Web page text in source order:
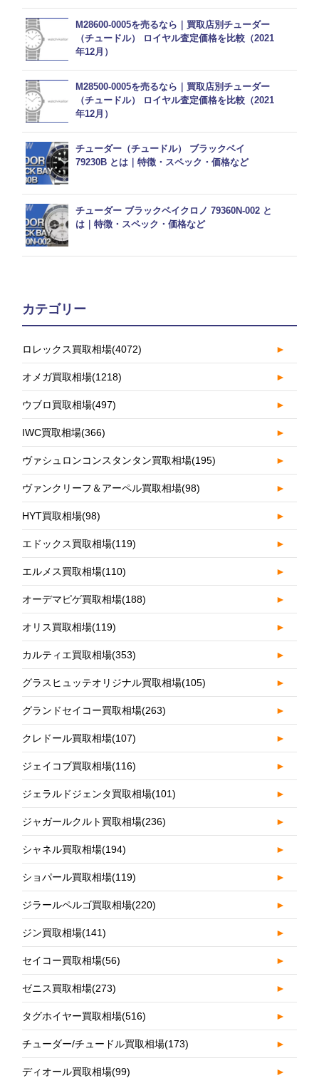
M28600-0005を売るなら｜買取店別チューダー
（チュードル） ロイヤル査定価格を比較（2021
年12月）
M28500-0005を売るなら｜買取店別チューダー
（チュードル） ロイヤル査定価格を比較（2021
年12月）
チューダー（チュードル） ブラックベイ
79230B とは｜特徴・スペック・価格など
チューダー ブラックベイクロノ 79360N-002 と
は｜特徴・スペック・価格など
カテゴリー
ロレックス買取相場(4072) ►
オメガ買取相場(1218) ►
ウブロ買取相場(497) ►
IWC買取相場(366) ►
ヴァシュロンコンスタンタン買取相場(195) ►
ヴァンクリーフ＆アーペル買取相場(98) ►
HYT買取相場(98) ►
エドックス買取相場(119) ►
エルメス買取相場(110) ►
オーデマピゲ買取相場(188) ►
オリス買取相場(119) ►
カルティエ買取相場(353) ►
グラスヒュッテオリジナル買取相場(105) ►
グランドセイコー買取相場(263) ►
クレドール買取相場(107) ►
ジェイコブ買取相場(116) ►
ジェラルドジェンタ買取相場(101) ►
ジャガールクルト買取相場(236) ►
シャネル買取相場(194) ►
ショパール買取相場(119) ►
ジラールペルゴ買取相場(220) ►
ジン買取相場(141) ►
セイコー買取相場(56) ►
ゼニス買取相場(273) ►
タグホイヤー買取相場(516) ►
チューダー/チュードル買取相場(173) ►
ディオール買取相場(99) ►